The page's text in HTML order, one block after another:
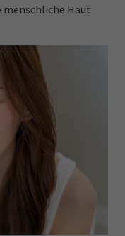
menschliche Haut